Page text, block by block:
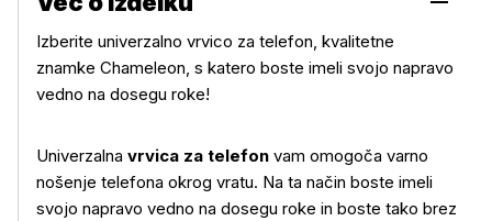
Izberite univerzalno vrvico za telefon, kvalitetne
znamke Chameleon, s katero boste imeli svojo napravo
vedno na dosegu roke!
Univerzalna vrvica za telefon vam omogoča varno
nošenje telefona okrog vratu. Na ta način boste imeli
svojo napravo vedno na dosegu roke in boste tako brez